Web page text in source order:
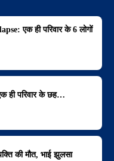
एक ही परिवार के 6 लोगों
ही परिवार के छह…
की मौत, भाई झुलसा